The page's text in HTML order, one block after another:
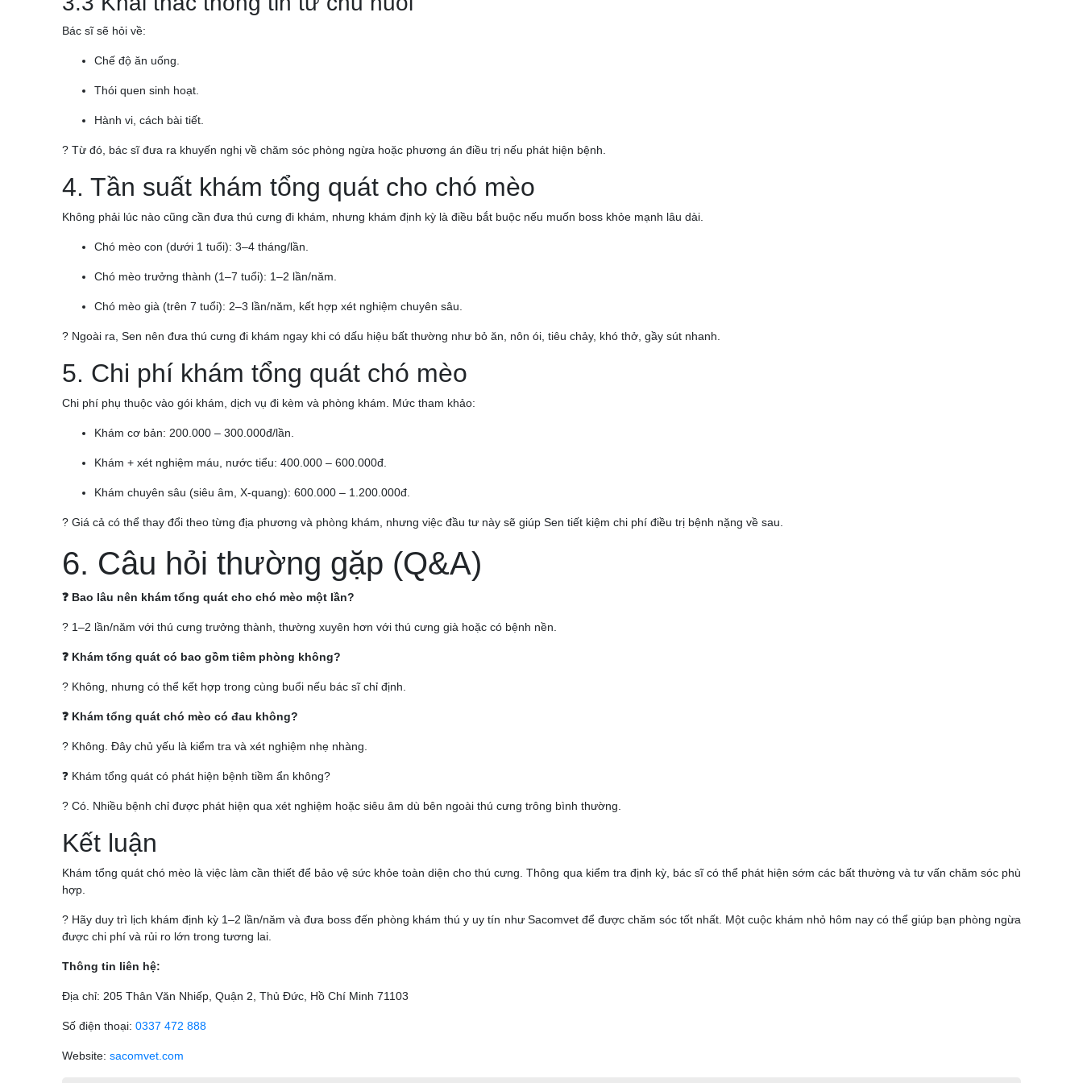
Bác sĩ sẽ hỏi về:
Chế độ ăn uống.
Thói quen sinh hoạt.
Hành vi, cách bài tiết.
? Từ đó, bác sĩ đưa ra khuyến nghị về chăm sóc phòng ngừa hoặc phương án điều trị nếu phát hiện bệnh.
4. Tần suất khám tổng quát cho chó mèo
Không phải lúc nào cũng cần đưa thú cưng đi khám, nhưng khám định kỳ là điều bắt buộc nếu muốn boss khỏe mạnh lâu dài.
Chó mèo con (dưới 1 tuổi): 3–4 tháng/lần.
Chó mèo trưởng thành (1–7 tuổi): 1–2 lần/năm.
Chó mèo già (trên 7 tuổi): 2–3 lần/năm, kết hợp xét nghiệm chuyên sâu.
? Ngoài ra, Sen nên đưa thú cưng đi khám ngay khi có dấu hiệu bất thường như bỏ ăn, nôn ói, tiêu chảy, khó thở, gầy sút nhanh.
5. Chi phí khám tổng quát chó mèo
Chi phí phụ thuộc vào gói khám, dịch vụ đi kèm và phòng khám. Mức tham khảo:
Khám cơ bản: 200.000 – 300.000đ/lần.
Khám + xét nghiệm máu, nước tiểu: 400.000 – 600.000đ.
Khám chuyên sâu (siêu âm, X-quang): 600.000 – 1.200.000đ.
? Giá cả có thể thay đổi theo từng địa phương và phòng khám, nhưng việc đầu tư này sẽ giúp Sen tiết kiệm chi phí điều trị bệnh nặng về sau.
6. Câu hỏi thường gặp (Q&A)
❓ Bao lâu nên khám tổng quát cho chó mèo một lần?
? 1–2 lần/năm với thú cưng trưởng thành, thường xuyên hơn với thú cưng già hoặc có bệnh nền.
❓ Khám tổng quát có bao gồm tiêm phòng không?
? Không, nhưng có thể kết hợp trong cùng buổi nếu bác sĩ chỉ định.
❓ Khám tổng quát chó mèo có đau không?
? Không. Đây chủ yếu là kiểm tra và xét nghiệm nhẹ nhàng.
❓ Khám tổng quát có phát hiện bệnh tiềm ẩn không?
? Có. Nhiều bệnh chỉ được phát hiện qua xét nghiệm hoặc siêu âm dù bên ngoài thú cưng trông bình thường.
Kết luận
Khám tổng quát chó mèo là việc làm cần thiết để bảo vệ sức khỏe toàn diện cho thú cưng. Thông qua kiểm tra định kỳ, bác sĩ có thể phát hiện sớm các bất thường và tư vấn chăm sóc phù
hợp.
? Hãy duy trì lịch khám định kỳ 1–2 lần/năm và đưa boss đến phòng khám thú y uy tín như Sacomvet để được chăm sóc tốt nhất. Một cuộc khám nhỏ hôm nay có thể giúp bạn phòng ngừa
được chi phí và rủi ro lớn trong tương lai.
Thông tin liên hệ:
Địa chỉ: 205 Thân Văn Nhiếp, Quận 2, Thủ Đức, Hồ Chí Minh 71103
Số điện thoại: 0337 472 888
Website: sacomvet.com